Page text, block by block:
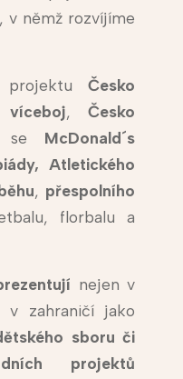
, v němž rozvíjíme
projektuČesko
víceboj,Česko
se McDonald´s
Atletického
, přespolního
florbalu a
nejen v
v zahraničí jako
sboru či
projektů